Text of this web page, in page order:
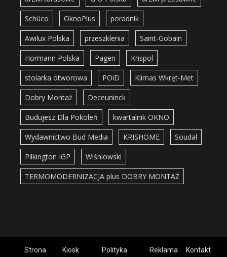
Schüco OknoPlus poradnik
Awilux Polska przeszklenia Saint-Gobain
Hörmann Polska Pagen Krispol
stolarka otworowa POiD Klimas Wkręt-Met
Dobry Montaż Deceuninck
Budujesz Dla Pokoleń kwartalnik OKNO
Wydawnictwo Bud Media KRISHOME Soudal
Pilkington IGP Wiśniowski
TERMOMODERNIZACJA plus DOBRY MONTAŻ
Strona
Kiosk
Polityka
Reklama Kontakt